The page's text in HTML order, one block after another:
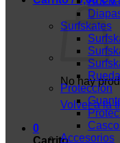
No hay
Volver a la
0
Carrito
Surfskates
Protección
Accesorios